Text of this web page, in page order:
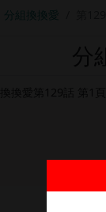
分組換換愛